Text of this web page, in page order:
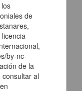
inmuebles para
de
by-nc-
de la
al